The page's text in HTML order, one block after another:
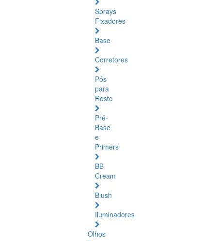
Sprays
Fixadores
Base
Corretores
Pós
para
Rosto
Pré-
Base
e
Primers
BB
Cream
Blush
Iluminadores
Olhos